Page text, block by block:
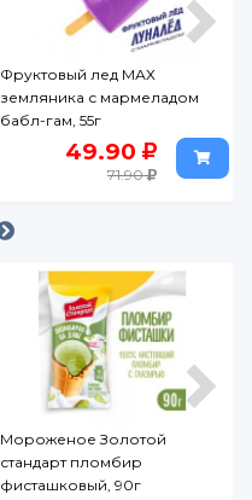
Фруктовый лед МАХ
земляника с мармеладом
бабл-гам, 55г
49.90
71.90
Мороженое Золотой
стандарт пломбир
фисташковый, 90г